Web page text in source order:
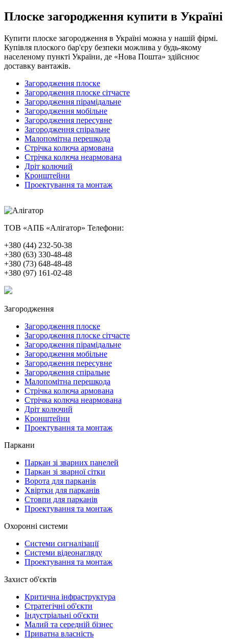
Плоске загородження купити в Україні
Купити плоске загородження в Україні можна у нашій фірмі.
Купівля плоского бар'єру безпеки можлива у будь-якому
населеному пункті України, де «Нова Пошта» здійснює
доставку вантажів.
Загородження плоске
Загородження плоске сітчасте
Загородження пірамідальне
Загородження мобільне
Загородження пересувне
Загородження спіральне
Малопомітна перешкода
Стрічка колюча армована
Стрічка колюча неармована
Дріт колючий
Кронштейни
Проектування та монтаж
ТОВ «АПБ «Алігатор» Телефони:
+380 (44) 232-50-38
+380 (63) 330-48-48
+380 (73) 648-48-48
+380 (97) 161-02-48
Загородження
Загородження плоске
Загородження плоске сітчасте
Загородження пірамідальне
Загородження мобільне
Загородження пересувне
Загородження спіральне
Малопомітна перешкода
Стрічка колюча армована
Стрічка колюча неармована
Дріт колючий
Кронштейни
Проектування та монтаж
Паркани
Паркан зі зварних панелей
Паркан зі зварної сітки
Ворота для парканів
Хвіртки для парканів
Стовпи для парканів
Проектування та монтаж
Охоронні системи
Системи сигналізації
Системи відеонагляду
Проектування та монтаж
Захист об'єктів
Критична інфраструктура
Стратегічні об'єкти
Індустріальні об'єкти
Малий та середній бізнес
Приватна власність